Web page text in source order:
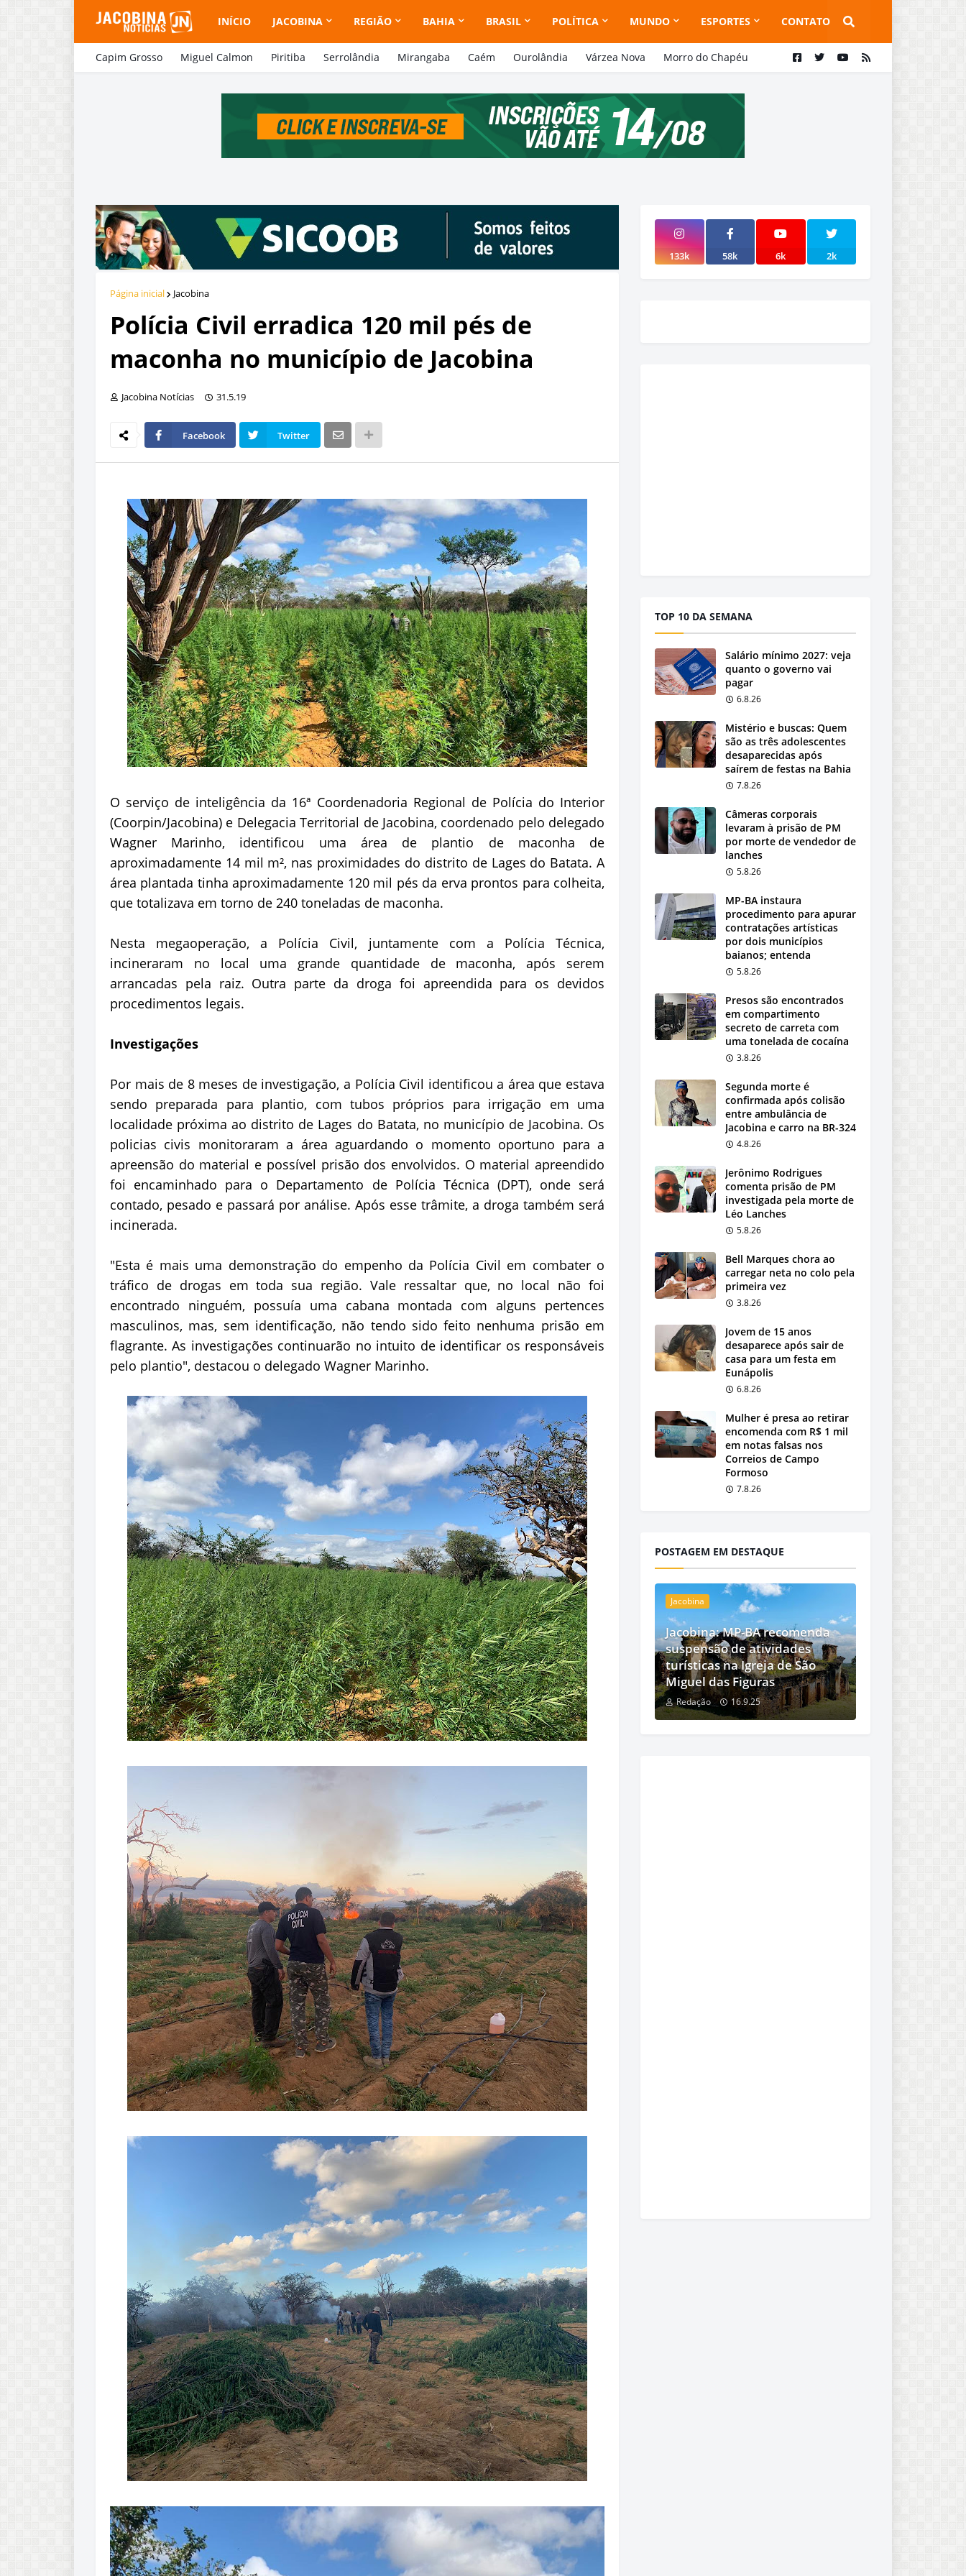
INÍCIO JACOBINA REGIÃO BAHIA BRASIL POLÍTICA MUNDO ESPORTES CONTATO
Capim Grosso Miguel Calmon Piritiba Serrolândia Mirangaba Caém Ourolândia Várzea Nova Morro do Chapéu
Página inicial Jacobina
Polícia Civil erradica 120 mil pés de
maconha no município de Jacobina
Jacobina Notícias 31.5.19
Facebook Twitter
O serviço de inteligência da 16ª Coordenadoria Regional de Polícia do Interior
(Coorpin/Jacobina) e Delegacia Territorial de Jacobina, coordenado pelo delegado
Wagner Marinho, identificou uma área de plantio de maconha de
aproximadamente 14 mil m², nas proximidades do distrito de Lages do Batata. A
área plantada tinha aproximadamente 120 mil pés da erva prontos para colheita,
que totalizava em torno de 240 toneladas de maconha.
Nesta megaoperação, a Polícia Civil, juntamente com a Polícia Técnica,
incineraram no local uma grande quantidade de maconha, após serem
arrancadas pela raiz. Outra parte da droga foi apreendida para os devidos
procedimentos legais.
Investigações
Por mais de 8 meses de investigação, a Polícia Civil identificou a área que estava
sendo preparada para plantio, com tubos próprios para irrigação em uma
localidade próxima ao distrito de Lages do Batata, no município de Jacobina. Os
policias civis monitoraram a área aguardando o momento oportuno para a
apreensão do material e possível prisão dos envolvidos. O material apreendido
foi encaminhado para o Departamento de Polícia Técnica (DPT), onde será
contado, pesado e passará por análise. Após esse trâmite, a droga também será
incinerada.
"Esta é mais uma demonstração do empenho da Polícia Civil em combater o
tráfico de drogas em toda sua região. Vale ressaltar que, no local não foi
encontrado ninguém, possuía uma cabana montada com alguns pertences
masculinos, mas, sem identificação, não tendo sido feito nenhuma prisão em
flagrante. As investigações continuarão no intuito de identificar os responsáveis
pelo plantio", destacou o delegado Wagner Marinho.
133k 58k 6k 2k
TOP 10 DA SEMANA
Salário mínimo 2027: veja
quanto o governo vai
pagar
6.8.26
Mistério e buscas: Quem
são as três adolescentes
desaparecidas após
saírem de festas na Bahia
7.8.26
Câmeras corporais
levaram à prisão de PM
por morte de vendedor de
lanches
5.8.26
MP-BA instaura
procedimento para apurar
contratações artísticas
por dois municípios
baianos; entenda
5.8.26
Presos são encontrados
em compartimento
secreto de carreta com
uma tonelada de cocaína
3.8.26
Segunda morte é
confirmada após colisão
entre ambulância de
Jacobina e carro na BR-324
4.8.26
Jerônimo Rodrigues
comenta prisão de PM
investigada pela morte de
Léo Lanches
5.8.26
Bell Marques chora ao
carregar neta no colo pela
primeira vez
3.8.26
Jovem de 15 anos
desaparece após sair de
casa para um festa em
Eunápolis
6.8.26
Mulher é presa ao retirar
encomenda com R$ 1 mil
em notas falsas nos
Correios de Campo
Formoso
7.8.26
POSTAGEM EM DESTAQUE
Jacobina
Jacobina: MP-BA recomenda
suspensão de atividades
turísticas na Igreja de São
Miguel das Figuras
Redação 16.9.25